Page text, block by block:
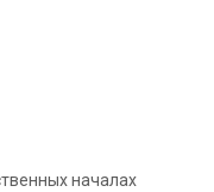
началах